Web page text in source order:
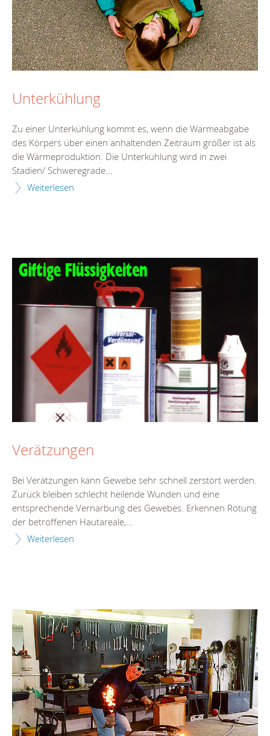
Unterkühlung
Zu einer Unterkühlung kommt es, wenn die Wärmeabgabe
des Körpers über einen anhaltenden Zeitraum größer ist als
die Wärmeproduktion. Die Unterkühlung wird in zwei
Stadien/ Schweregrade...
Weiterlesen
Verätzungen
Bei Verätzungen kann Gewebe sehr schnell zerstört werden.
Zurück bleiben schlecht heilende Wunden und eine
entsprechende Vernarbung des Gewebes. Erkennen Rötung
der betroffenen Hautareale,...
Weiterlesen